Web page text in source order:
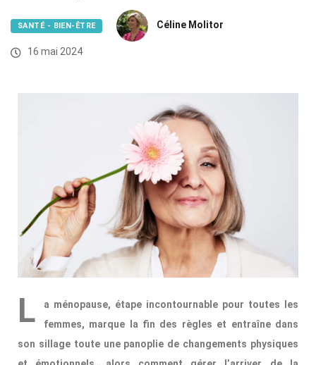
SANTÉ - BIEN-ÊTRE Céline Molitor
16 mai 2024
L
a ménopause, étape incontournable pour toutes les
femmes, marque la fin des règles et entraîne dans
son sillage toute une panoplie de changements physiques